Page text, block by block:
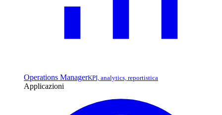
Operations ManagerKPI, analytics, reportistica
Applicazioni